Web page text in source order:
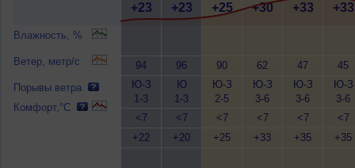
Влажность, %
Ветер, метр/с
Порывы ветра
Комфорт,°C
+23
94
Ю-З
1-3
<7
+22
+23
96
Ю
1-3
<7
+20
+25
90
Ю-З
2-5
<7
+25
+30
62
Ю-З
3-6
<7
+33
+33
47
Ю-З
3-6
<7
+35
+33
45
Ю-З
3-6
<7
+35